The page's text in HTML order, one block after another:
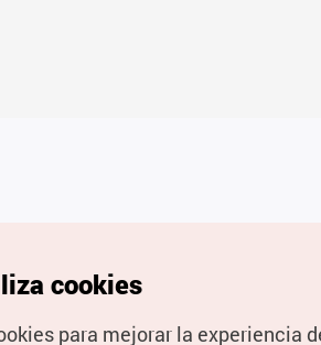
relacionadas con el sitio
cookies
para mejorar la experiencia